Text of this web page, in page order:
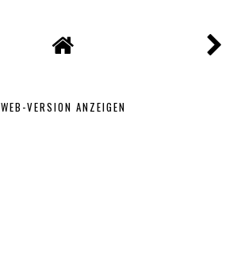
WEB-VERSION ANZEIGEN